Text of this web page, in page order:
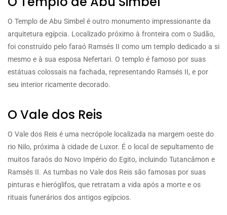
O Templo de Abu Simbel é outro monumento impressionante da
arquitetura egípcia. Localizado próximo à fronteira com o Sudão,
foi construído pelo faraó Ramsés II como um templo dedicado a si
mesmo e à sua esposa Nefertari. O templo é famoso por suas
estátuas colossais na fachada, representando Ramsés II, e por
seu interior ricamente decorado.
O Vale dos Reis
O Vale dos Reis é uma necrópole localizada na margem oeste do
rio Nilo, próxima à cidade de Luxor. É o local de sepultamento de
muitos faraós do Novo Império do Egito, incluindo Tutancâmon e
Ramsés II. As tumbas no Vale dos Reis são famosas por suas
pinturas e hieróglifos, que retratam a vida após a morte e os
rituais funerários dos antigos egípcios.